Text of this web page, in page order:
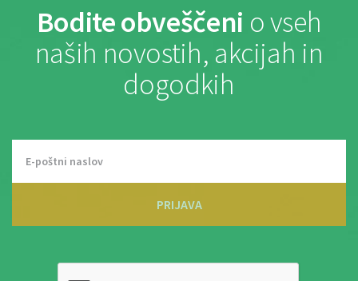
Bodite obveščeni o vseh
naših novostih, akcijah in
dogodkih
PRIJAVA